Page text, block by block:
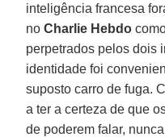
inteligência francesa
noCharlie Hebdo
perpetrados pelos dois
identidade foi
suposto carro de fuga.
a ter a certeza de que
de poderem falar,